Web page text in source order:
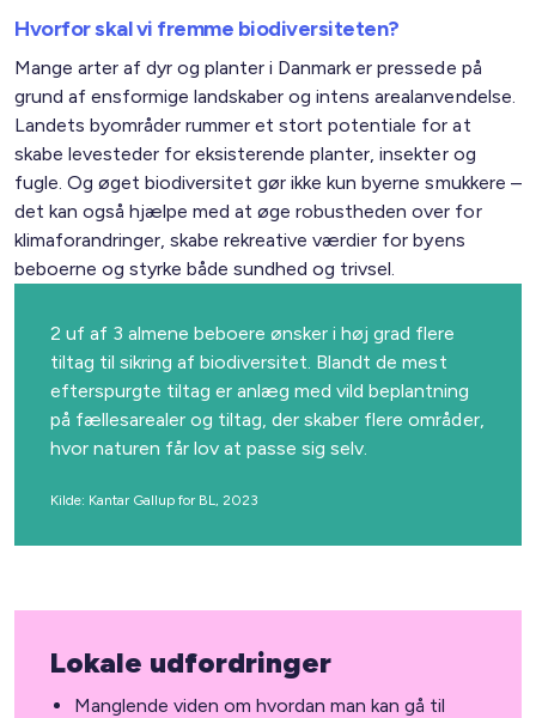
2 uf af 3 almene beboere ønsker i høj grad flere
tiltag til sikring af biodiversitet. Blandt de mest
efterspurgte tiltag er anlæg med vild beplantning
på fællesarealer og tiltag, der skaber flere områder,
hvor naturen får lov at passe sig selv.
Kilde: Kantar Gallup for BL, 2023
Hvorfor skal vi fremme biodiversiteten?
Mange arter af dyr og planter i Danmark er pressede på
grund af ensformige landskaber og intens arealanvendelse.
Landets byområder rummer et stort potentiale for at
skabe levesteder for eksisterende planter, insekter og
fugle. Og øget biodiversitet gør ikke kun byerne smukkere –
det kan også hjælpe med at øge robustheden over for
klimaforandringer, skabe rekreative værdier for byens
beboerne og styrke både sundhed og trivsel.
Lokale udfordringer
Manglende viden om hvordan man kan gå til